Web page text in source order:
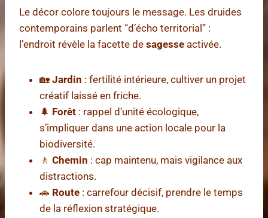
Le décor colore toujours le message. Les druides
contemporains parlent “d’écho territorial” :
l’endroit révèle la facette de sagesse activée.
🏡 Jardin : fertilité intérieure, cultiver un projet
créatif laissé en friche.
🌲 Forêt : rappel d’unité écologique,
s’impliquer dans une action locale pour la
biodiversité.
🚶 Chemin : cap maintenu, mais vigilance aux
distractions.
🚗 Route : carrefour décisif, prendre le temps
de la réflexion stratégique.